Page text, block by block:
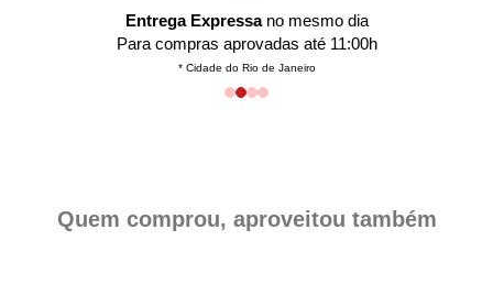
Entrega Expressano mesmo dia
Para compras aprovadas até 11:00h
* Cidade do Rio de Janeiro
Quem comprou, aproveitou também